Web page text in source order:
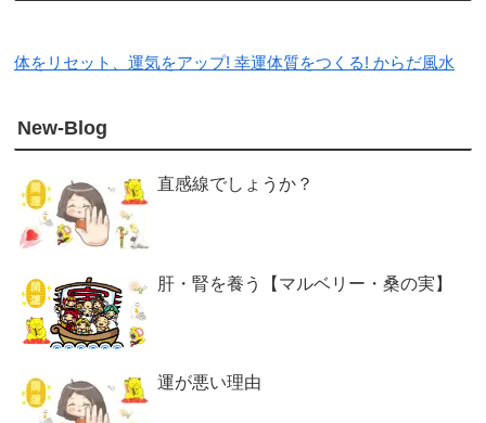
体をリセット、運気をアップ! 幸運体質をつくる! からだ風水
New-Blog
直感線でしょうか？
肝・腎を養う【マルベリー・桑の実】
運が悪い理由